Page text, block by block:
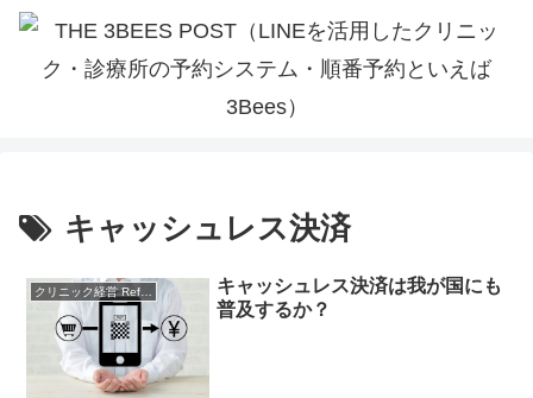
キャッシュレス決済
クリニック経営 References
キャッシュレス決済は我が国にも
普及するか？